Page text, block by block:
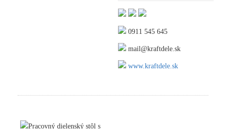
0911 545 645
mail@kraftdele.sk
www.kraftdele.sk
Pracovný dielenský stôl s